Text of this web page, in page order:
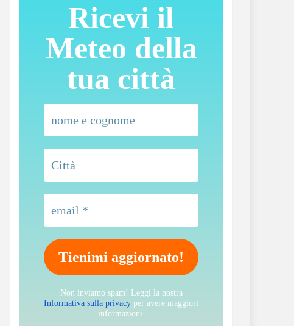
Ricevi il
Meteo della
tua città
Non inviamo spam! Leggi la nostra
Informativa sulla privacy per avere maggiori
informazioni.